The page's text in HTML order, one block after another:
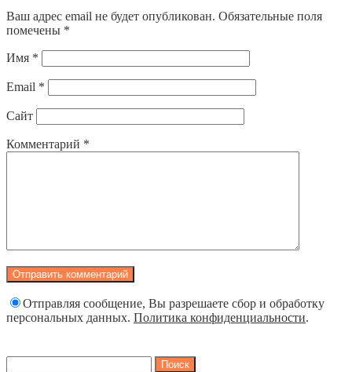
Ваш адрес email не будет опубликован. Обязательные поля
помечены *
Имя *
Email *
Сайт
Комментарий *
Отправляя сообщение, Вы разрешаете сбор и обработку
персональных данных. Политика конфиденциальности.